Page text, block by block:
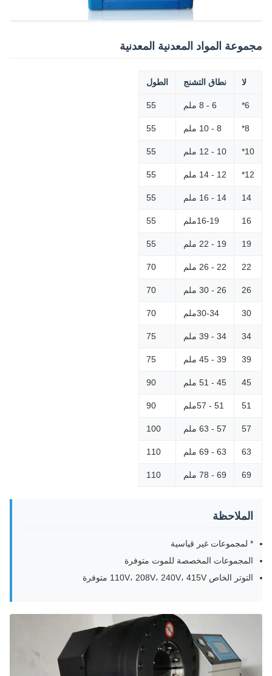
مجموعة المواد المعدنية المعدنية
لا نطاق التشنج الطول
6* 6 - 8 ملم 55
8* 8 - 10 ملم 55
10* 10 - 12 ملم 55
12* 12 - 14 ملم 55
14 14 - 16 ملم 55
16 16-19ملم 55
19 19 - 22 ملم 55
22 22 - 26 ملم 70
26 26 - 30 ملم 70
30 30-34ملم 70
34 34 - 39 ملم 75
39 39 - 45 ملم 75
45 45 - 51 ملم 90
51 51 - 57ملم 90
57 57 - 63 ملم 100
63 63 - 69 ملم 110
69 69 - 78 ملم 110
الملاحظة
* لمجموعات غير قياسية
المجموعات المخصصة للموت متوفرة
التوتر الخاص 110V، 208V، 240V، 415V متوفرة